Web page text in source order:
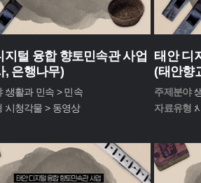
지털 융합 향토민속관 사업
, 은행나무)
:생활과 민속 > 민속
:시청각물 > 동영상
태안 디
(태안향
주제분야 :
자료유형 :